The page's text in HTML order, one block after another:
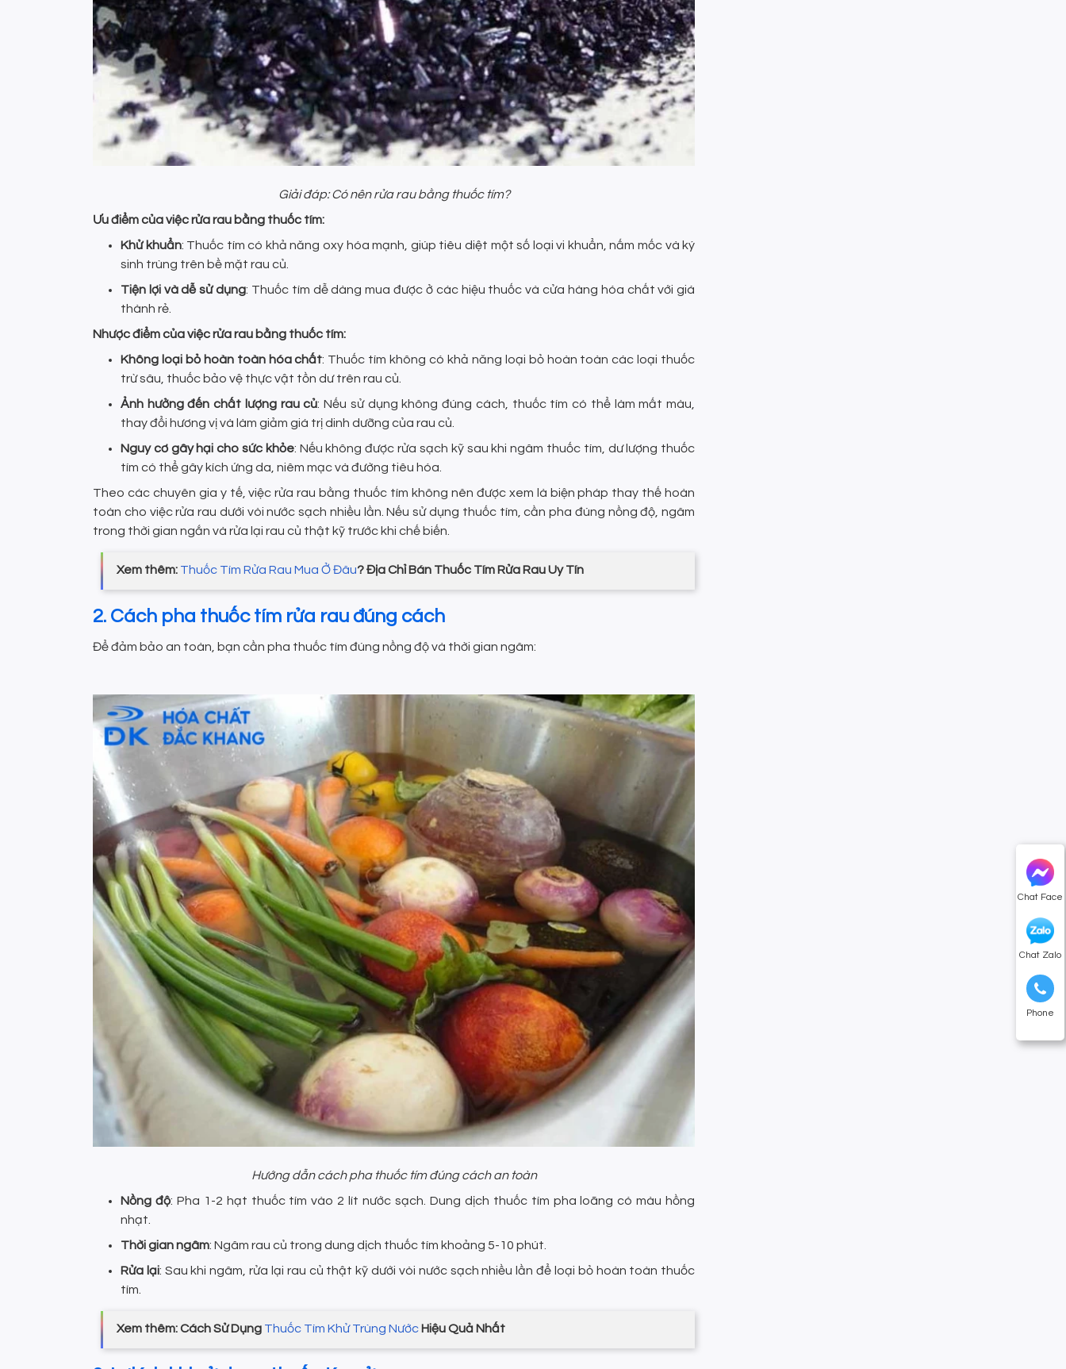
Chat Face
Chat Zalo
Phone
Giải đáp: Có nên rửa rau bằng thuốc tím?
Ưu điểm của việc rửa rau bằng thuốc tím:
Khử khuẩn: Thuốc tím có khả năng oxy hóa mạnh, giúp tiêu diệt một số loại vi khuẩn, nấm mốc và ký
sinh trùng trên bề mặt rau củ.
Tiện lợi và dễ sử dụng: Thuốc tím dễ dàng mua được ở các hiệu thuốc và cửa hàng hóa chất với giá
thành rẻ.
Nhược điểm của việc rửa rau bằng thuốc tím:
Không loại bỏ hoàn toàn hóa chất: Thuốc tím không có khả năng loại bỏ hoàn toàn các loại thuốc
trừ sâu, thuốc bảo vệ thực vật tồn dư trên rau củ.
Ảnh hưởng đến chất lượng rau củ: Nếu sử dụng không đúng cách, thuốc tím có thể làm mất màu,
thay đổi hương vị và làm giảm giá trị dinh dưỡng của rau củ.
Nguy cơ gây hại cho sức khỏe: Nếu không được rửa sạch kỹ sau khi ngâm thuốc tím, dư lượng thuốc
tím có thể gây kích ứng da, niêm mạc và đường tiêu hóa.
Theo các chuyên gia y tế, việc rửa rau bằng thuốc tím không nên được xem là biện pháp thay thế hoàn
toàn cho việc rửa rau dưới vòi nước sạch nhiều lần. Nếu sử dụng thuốc tím, cần pha đúng nồng độ, ngâm
trong thời gian ngắn và rửa lại rau củ thật kỹ trước khi chế biến.
Xem thêm: Thuốc Tím Rửa Rau Mua Ở Đâu? Địa Chỉ Bán Thuốc Tím Rửa Rau Uy Tín
2. Cách pha thuốc tím rửa rau đúng cách
Để đảm bảo an toàn, bạn cần pha thuốc tím đúng nồng độ và thời gian ngâm:
Hướng dẫn cách pha thuốc tím đúng cách an toàn
Nồng độ: Pha 1-2 hạt thuốc tím vào 2 lít nước sạch. Dung dịch thuốc tím pha loãng có màu hồng
nhạt.
Thời gian ngâm: Ngâm rau củ trong dung dịch thuốc tím khoảng 5-10 phút.
Rửa lại: Sau khi ngâm, rửa lại rau củ thật kỹ dưới vòi nước sạch nhiều lần để loại bỏ hoàn toàn thuốc
tím.
Xem thêm: Cách Sử Dụng Thuốc Tím Khử Trùng NướcHiệu Quả Nhất